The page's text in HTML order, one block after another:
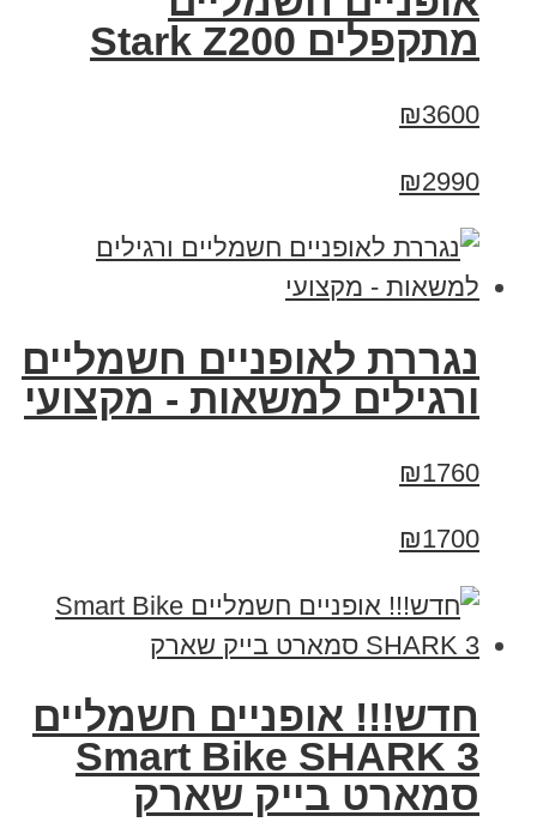
‏מתקפלים Stark Z200
₪3600
₪2990
נגררת לאופניים חשמליים
ורגילים למשאות - מקצועי
₪1760
₪1700
חדש!!! אופניים חשמליים
Smart Bike SHARK 3
סמארט בייק שארק